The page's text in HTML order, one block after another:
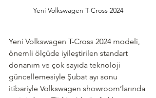
Yeni Volkswagen T-Cross 2024
Yeni Volkswagen T-Cross 2024 modeli,
önemli ölçüde iyileştirilen standart
donanım ve çok sayıda teknoloji
güncellemesiyle Şubat ayı sonu
itibariyle Volkswagen showroom’larında